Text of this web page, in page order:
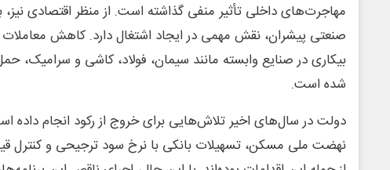
مهاجرت‌های داخلی تأثیر منفی گذاشته است. از منظر اقتصادی
صنعتی پیشران، نقش مهمی در ایجاد اشتغال دارد. کاهش
بیکاری در صنایع وابسته مانند سیمان، فولاد، کاشی و سرامیک،
شده است.
دولت در سال‌های اخیر تلاش‌هایی برای خروج از رکود انجام داده
نهضت ملی مسکن، تسهیلات بانکی با نرخ سود ترجیحی و کنترل